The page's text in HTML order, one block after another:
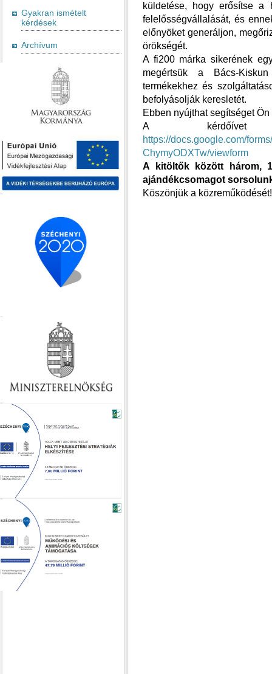
Gyakran ismételt
kérdések
Archívum
küldetése, hogy erősítse a
felelősségvállalását, és
előnyöket generáljon,
örökségét.
A fi200 márka sikerének
megértsük a Bács-
termékekhez és
befolyásolják keresletét.
Ebben nyújthat segítséget
A
https://docs.google.com/
ChymyODXTw/viewform
A kitöltők között három,
ajándékcsomagot
Köszönjük a közreműködését!